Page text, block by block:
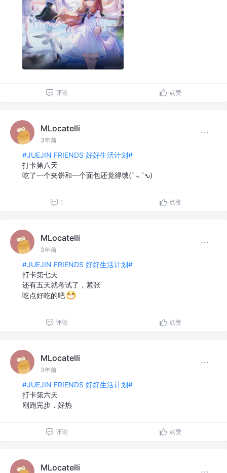
评论 点赞
MLocatelli
3年前
#JUEJIN FRIENDS 好好生活计划#
打卡第八天
吃了一个夹饼和一个面包还觉得饿(¯﹃¯ԅ)
1 点赞
MLocatelli
3年前
#JUEJIN FRIENDS 好好生活计划#
打卡第七天
还有五天就考试了，紧张
吃点好吃的吧
评论 点赞
MLocatelli
3年前
#JUEJIN FRIENDS 好好生活计划#
打卡第六天
刚跑完步，好热
评论 点赞
MLocatelli